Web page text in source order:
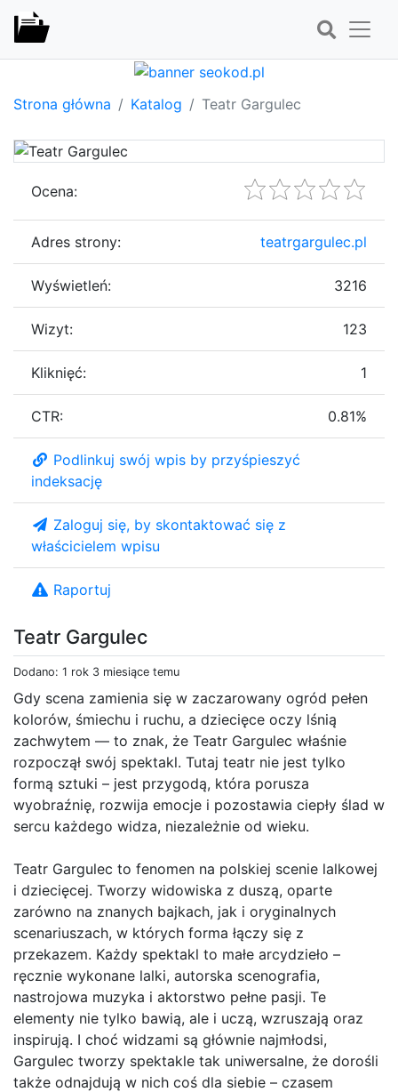
Strona główna Katalog Teatr Gargulec
Teatr Gargulec
Dodano: 1 rok 3 miesiące temu
Gdy scena zamienia się w zaczarowany ogród pełen
kolorów, śmiechu i ruchu, a dziecięce oczy lśnią
zachwytem — to znak, że Teatr Gargulec właśnie
rozpoczął swój spektakl. Tutaj teatr nie jest tylko
formą sztuki – jest przygodą, która porusza
wyobraźnię, rozwija emocje i pozostawia ciepły ślad w
sercu każdego widza, niezależnie od wieku.
Teatr Gargulec to fenomen na polskiej scenie lalkowej
i dziecięcej. Tworzy widowiska z duszą, oparte
zarówno na znanych bajkach, jak i oryginalnych
scenariuszach, w których forma łączy się z
przekazem. Każdy spektakl to małe arcydzieło –
ręcznie wykonane lalki, autorska scenografia,
nastrojowa muzyka i aktorstwo pełne pasji. Te
elementy nie tylko bawią, ale i uczą, wzruszają oraz
inspirują. I choć widzami są głównie najmłodsi,
Gargulec tworzy spektakle tak uniwersalne, że dorośli
także odnajdują w nich coś dla siebie – czasem
Ocena:
Adres strony: teatrgargulec.pl
Wyświetleń: 3216
Wizyt: 123
Kliknięć: 1
CTR: 0.81%
Podlinkuj swój wpis by przyśpieszyć
indeksację
Zaloguj się, by skontaktować się z
właścicielem wpisu
Raportuj